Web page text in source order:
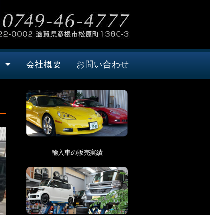
会社概要 お問い合わせ
輸入車の販売実績